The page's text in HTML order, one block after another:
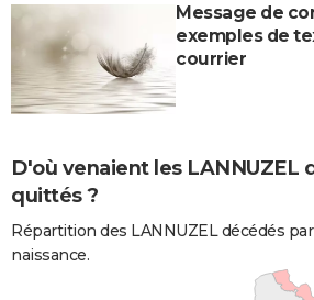
Message de
exemples de
courrier
D'où venaient les LANNUZEL
quittés ?
Répartition des LANNUZEL décédés
naissance.